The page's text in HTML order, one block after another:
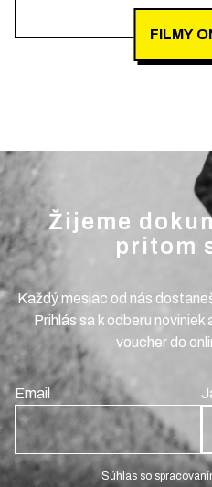
FILMY
Žijeme
pritom
Každý mesiac od nás
Prihlás sa k odberu
voucher do
Email
Súhlas so